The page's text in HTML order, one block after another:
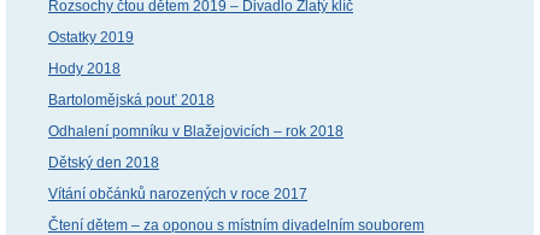
Rozsochy čtou dětem 2019 – Divadlo Zlatý klíč
Ostatky 2019
Hody 2018
Bartolomějská pouť 2018
Odhalení pomníku v Blažejovicích – rok 2018
Dětský den 2018
Vítání občánků narozených v roce 2017
Čtení dětem – za oponou s místním divadelním souborem